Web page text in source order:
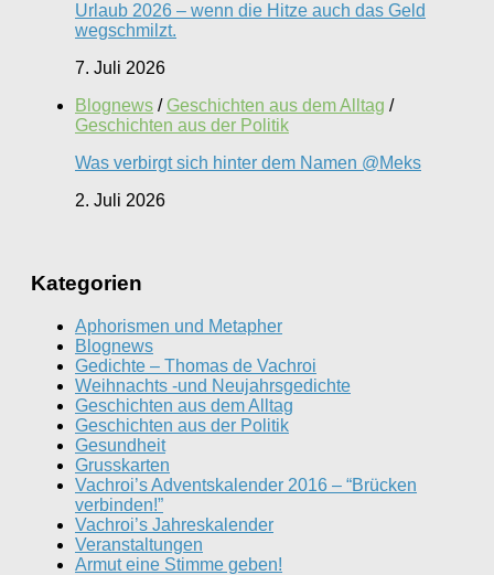
Urlaub 2026 – wenn die Hitze auch das Geld
wegschmilzt.
7. Juli 2026
Blognews / Geschichten aus dem Alltag /
Geschichten aus der Politik
Was verbirgt sich hinter dem Namen @Meks
2. Juli 2026
Kategorien
Aphorismen und Metapher
Blognews
Gedichte – Thomas de Vachroi
Weihnachts -und Neujahrsgedichte
Geschichten aus dem Alltag
Geschichten aus der Politik
Gesundheit
Grusskarten
Vachroi’s Adventskalender 2016 – “Brücken
verbinden!”
Vachroi’s Jahreskalender
Veranstaltungen
Armut eine Stimme geben!